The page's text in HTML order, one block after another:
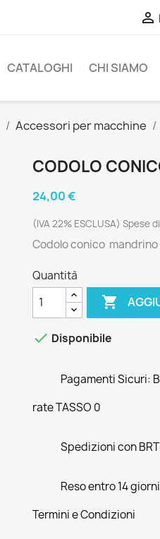

CATALOGHI CHI SIAMO
Accessori per macchine
CODOLO
24,00 €
(IVA 22% ESCLUSA)
Codolo conico mandrino
Quantità

 Disponibile
Pagamenti Sicuri:
rate TASSO 0
Spedizioni con
Reso entro 14
Termini e Condizioni